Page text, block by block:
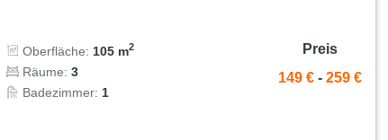
Oberfläche: 105 m2
Räume:3
Badezimmer: 1
Preis
149 € - 259 €